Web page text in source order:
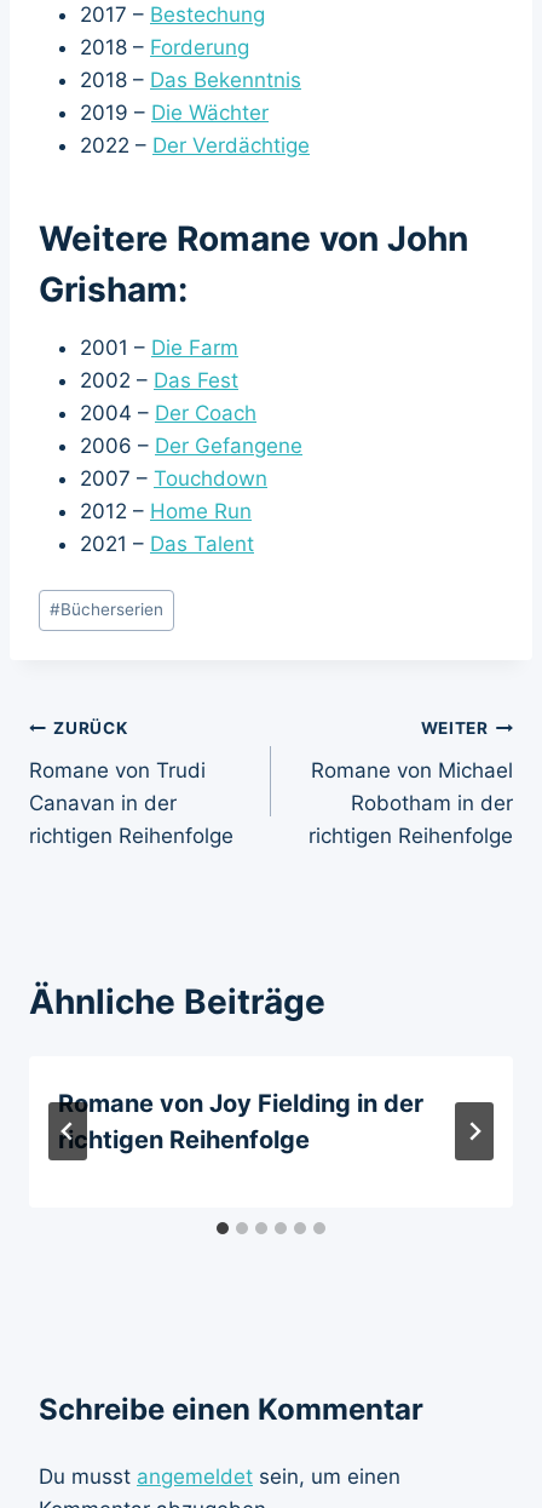
2017 – Bestechung
2018 – Forderung
2018 – Das Bekenntnis
2019 – Die Wächter
2022 – Der Verdächtige
Weitere Romane von John
Grisham:
2001 – Die Farm
2002 – Das Fest
2004 – Der Coach
2006 – Der Gefangene
2007 – Touchdown
2012 – Home Run
2021 – Das Talent
Schlagworte:
#Bücherserien
Beitragsnavigation
ZURÜCK
Romane von Trudi
Canavan in der
richtigen Reihenfolge
WEITER
Romane von Michael
Robotham in der
richtigen Reihenfolge
Ähnliche Beiträge
Romane von Joy Fielding in der
richtigen Reihenfolge
Schreibe einen Kommentar
Du musst angemeldet sein, um einen